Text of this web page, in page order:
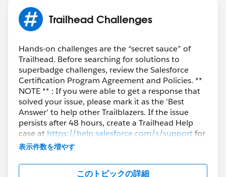
Trailhead Challenges
Hands-on challenges are the “secret sauce” of
Trailhead. Before searching for solutions to
superbadge challenges, review the Salesforce
Certification Program Agreement and Policies. **
NOTE ** : If you were able to get a response that
solved your issue, please mark it as the 'Best
Answer' to help other Trailblazers. If the issue
persists after 48 hours, create a Trailhead Help
case at https://help.salesforce.com/s/supportfor
further assistance.
表示件数を増やす
このトピックの詳細